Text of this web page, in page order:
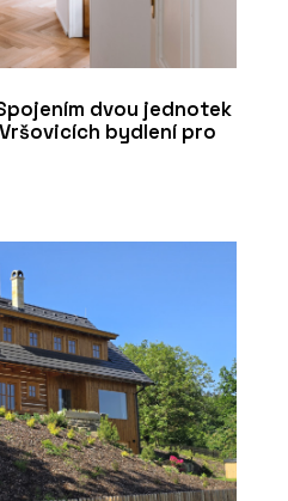
dvou jednotek
bydlení pro